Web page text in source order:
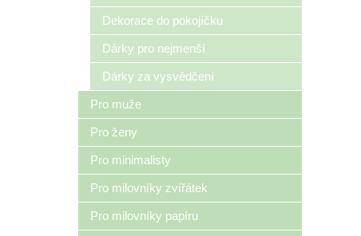
Dekorace do pokojíčku
Dárky pro nejmenší
Dárky za vysvědčení
Pro muže
Pro ženy
Pro minimalisty
Pro milovníky zvířátek
Pro milovníky papíru